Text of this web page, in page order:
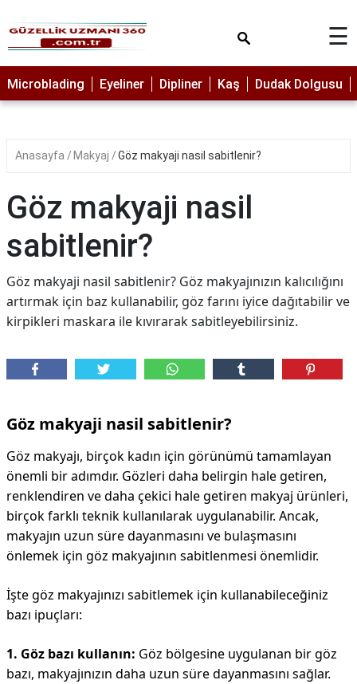
MAKYAJ
MİCROBLADİNG
LAZER
PROTEZ
PEELİNG
ERKEK
BAKIMI
☰
Microblading Eyeliner Dipliner Kaş Dudak Dolgusu
Anasayfa Makyaj Göz makyaji nasil sabitlenir?
Göz makyaji nasil
sabitlenir?
Göz makyaji nasil sabitlenir? Göz makyajınızın kalıcılığını
artırmak için baz kullanabilir, göz farını iyice dağıtabilir ve
kirpikleri maskara ile kıvırarak sabitleyebilirsiniz.
Göz makyaji nasil sabitlenir?
Göz makyajı, birçok kadın için görünümü tamamlayan
önemli bir adımdır. Gözleri daha belirgin hale getiren,
renklendiren ve daha çekici hale getiren makyaj ürünleri,
birçok farklı teknik kullanılarak uygulanabilir. Ancak,
makyajın uzun süre dayanmasını ve bulaşmasını
önlemek için göz makyajının sabitlenmesi önemlidir.
İşte göz makyajınızı sabitlemek için kullanabileceğiniz
bazı ipuçları:
1. Göz bazı kullanın: Göz bölgesine uygulanan bir göz
bazı, makyajınızın daha uzun süre dayanmasını sağlar.